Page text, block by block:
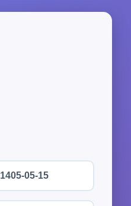
1405-05-15